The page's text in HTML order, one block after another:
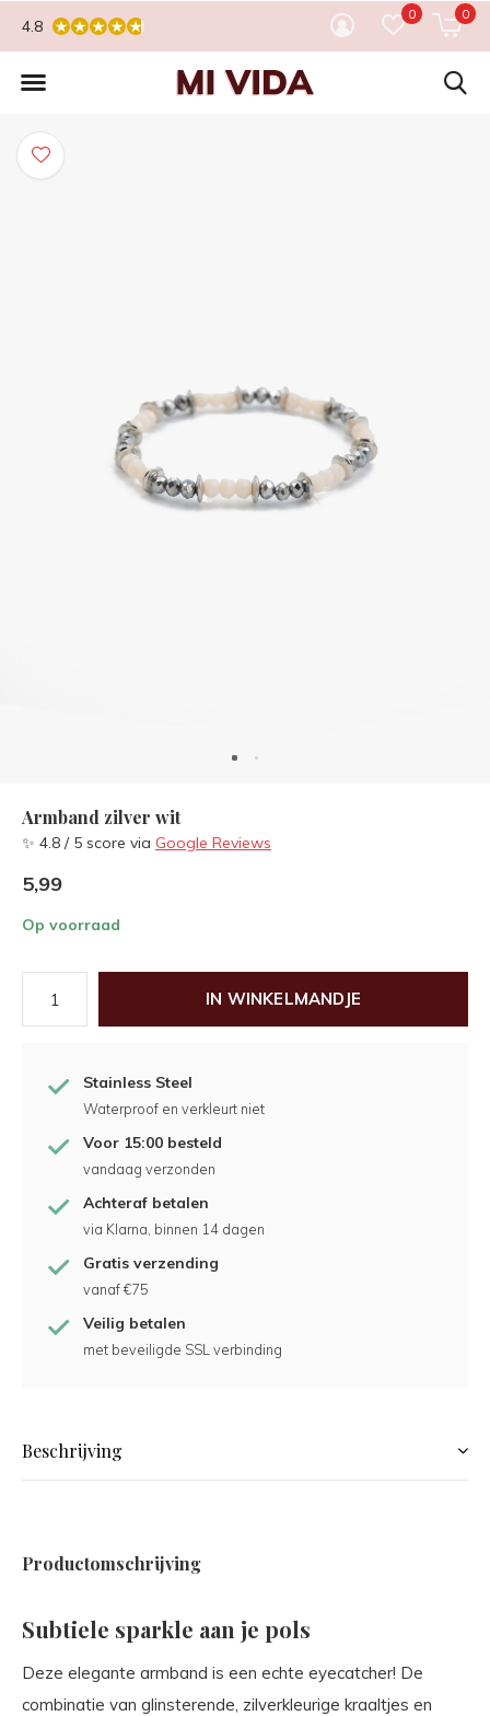
0 0
4.8
Armband zilver wit
✨ 4.8 / 5 score via Google Reviews
5,99
Op voorraad
IN WINKELMANDJE
Stainless Steel
Waterproof en verkleurt niet
Voor 15:00 besteld
vandaag verzonden
Achteraf betalen
via Klarna, binnen 14 dagen
Gratis verzending
vanaf €75
Veilig betalen
met beveiligde SSL verbinding
Beschrijving
Productomschrijving
Subtiele sparkle aan je pols
Deze elegante armband is een echte eyecatcher! De
combinatie van glinsterende, zilverkleurige kraaltjes en